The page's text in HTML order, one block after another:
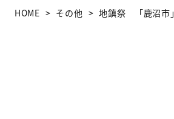
HOME その他 地鎮祭 「鹿沼市」